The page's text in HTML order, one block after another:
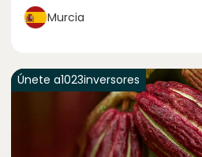
Murcia
Únete a1023inversores